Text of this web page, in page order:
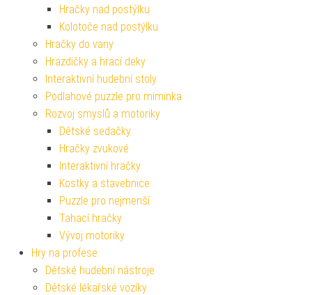
Hračky nad postýlku
Kolotoče nad postýlku
Hračky do vany
Hrazdičky a hrací deky
Interaktivní hudební stoly
Podlahové puzzle pro miminka
Rozvoj smyslů a motoriky
Dětské sedačky
Hračky zvukové
Interaktivní hračky
Kostky a stavebnice
Puzzle pro nejmenší
Tahací hračky
Vývoj motoriky
Hry na profese
Dětské hudební nástroje
Dětské lékařské vozíky